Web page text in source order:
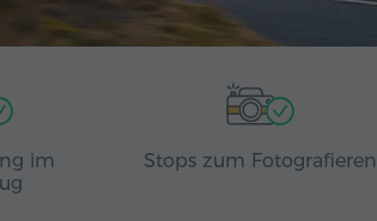
im
Stops zum Fotografieren